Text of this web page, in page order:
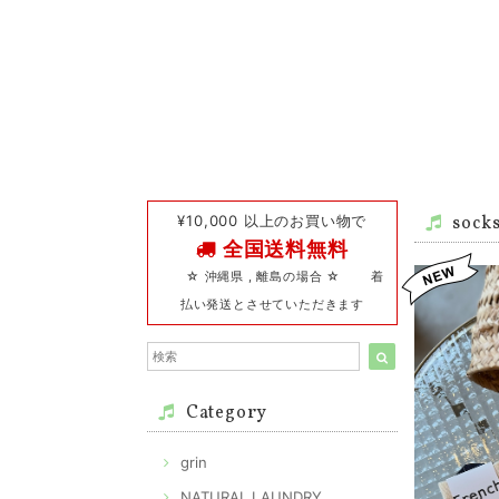
¥10,000 以上のお買い物で
全国送料無料
☆ 沖縄県 , 離島の場合 ☆ 着
払い発送とさせていただきます
Category
grin